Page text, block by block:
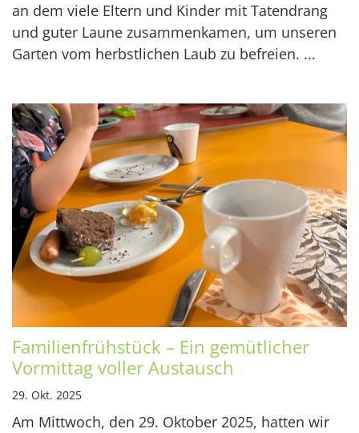
an dem viele Eltern und Kinder mit Tatendrang
und guter Laune zusammenkamen, um unseren
Garten vom herbstlichen Laub zu befreien. ...
Familienfrühstück – Ein gemütlicher
Vormittag voller Austausch
29. Okt. 2025
Am Mittwoch, den 29. Oktober 2025, hatten wir